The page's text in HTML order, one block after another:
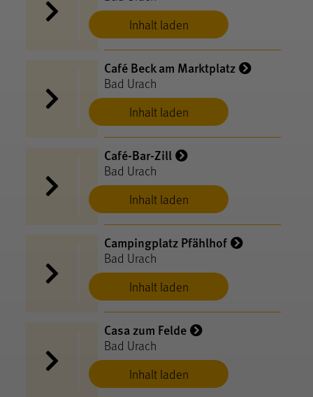
Inhalt laden
Inhalt laden
Café Beck am Marktplatz
Bad Urach
Inhalt laden
Café-Bar-Zill
Bad Urach
Inhalt laden
Campingplatz Pfählhof
Bad Urach
Inhalt laden
Casa zum Felde
Bad Urach